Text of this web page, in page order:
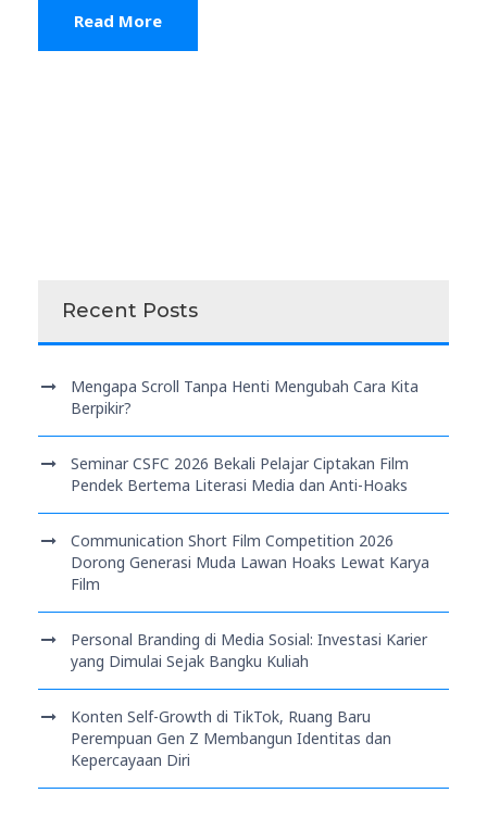
Read More
Recent Posts
Mengapa Scroll Tanpa Henti Mengubah Cara Kita
Berpikir?
Seminar CSFC 2026 Bekali Pelajar Ciptakan Film
Pendek Bertema Literasi Media dan Anti-Hoaks
Communication Short Film Competition 2026
Dorong Generasi Muda Lawan Hoaks Lewat Karya
Film
Personal Branding di Media Sosial: Investasi Karier
yang Dimulai Sejak Bangku Kuliah
Konten Self-Growth di TikTok, Ruang Baru
Perempuan Gen Z Membangun Identitas dan
Kepercayaan Diri